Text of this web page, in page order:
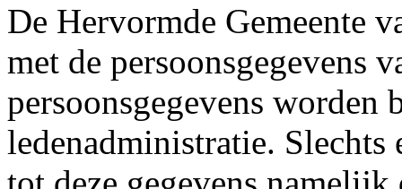
De Hervormde Gemeente
met de persoonsgegevens
persoonsgegevens worden
ledenadministratie. Slechts